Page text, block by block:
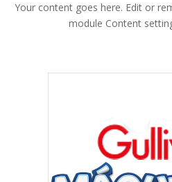
Your content goes here. Edit or
module Content